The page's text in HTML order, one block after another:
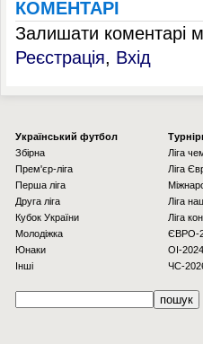
КОМЕНТАРІ
Залишати коментарі
Реєстрація, Вхід
Українcький футбол
Збірна
Прем'єр-ліга
Перша ліга
Друга ліга
Кубок України
Молодіжка
Юнаки
Інші
Ліга
Ліга
Ліга
Ліга
ЄВРО-
OI-2024
ЧС-